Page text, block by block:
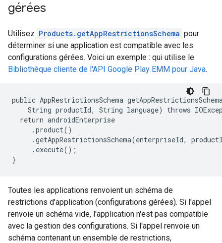
gérées
Utilisez Products.getAppRestrictionsSchema pour
déterminer si une application est compatible avec les
configurations gérées. Voici un exemple : qui utilise le
Bibliothèque cliente de l'API Google Play EMM pour Java.
public AppRestrictionsSchema
String productId, String language) throws
  return androidEnterprise
     .product()
.getAppRestrictionsSchema(enterpriseId,
     .execute();
Toutes les applications renvoient un schéma de
restrictions d'application (configurations gérées). Si l'appel
renvoie un schéma vide, l'application n'est pas compatible
avec la gestion des configurations. Si l'appel renvoie un
schéma contenant un ensemble de restrictions,